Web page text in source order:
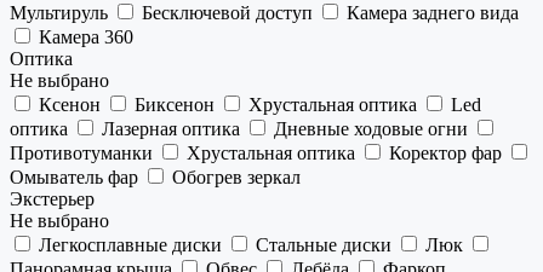
Мультируль
Бесключевой доступ
Камера заднего вида
Камера 360
Оптика
Не выбрано
Ксенон
Биксенон Хрустальная оптика
Led
оптика
Лазерная оптика
Дневные ходовые огни
Противотуманки
Хрустальная оптика
Коректор фар
Омыватель фар
Обогрев зеркал
Экстерьер
Не выбрано
Легкосплавные диски
Стальные диски
Люк